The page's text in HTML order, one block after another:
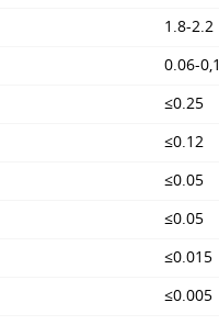
1.8-2.2
0.06-0,1
≤0.25
≤0.12
≤0.05
≤0.05
≤0.015
≤0.005